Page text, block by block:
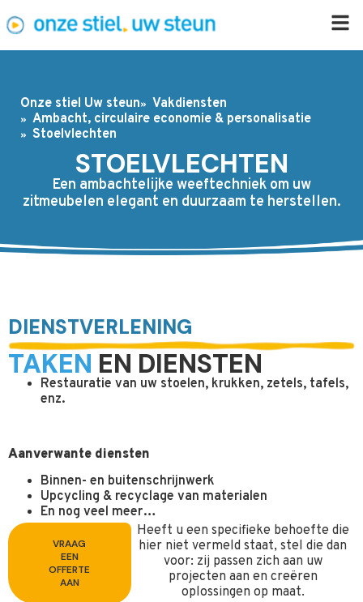
Onze stiel Uw steun
Vakdiensten
Ambacht, circulaire economie & personalisatie
Stoelvlechten
STOELVLECHTEN
Een ambachtelijke weeftechniek om uw
zitmeubelen elegant en duurzaam te herstellen.
DIENSTVERLENING
TAKEN EN DIENSTEN
Restauratie van uw stoelen, krukken, zetels, tafels,
enz.
Aanverwante diensten
Binnen- en buitenschrijnwerk
Upcycling & recyclage van materialen
En nog veel meer…
VRAAG
EEN
OFFERTE
AAN
Heeft u een specifieke behoefte die
hier niet vermeld staat, stel die dan
voor: zij passen zich aan uw
projecten aan en creëren
oplossingen op maat.